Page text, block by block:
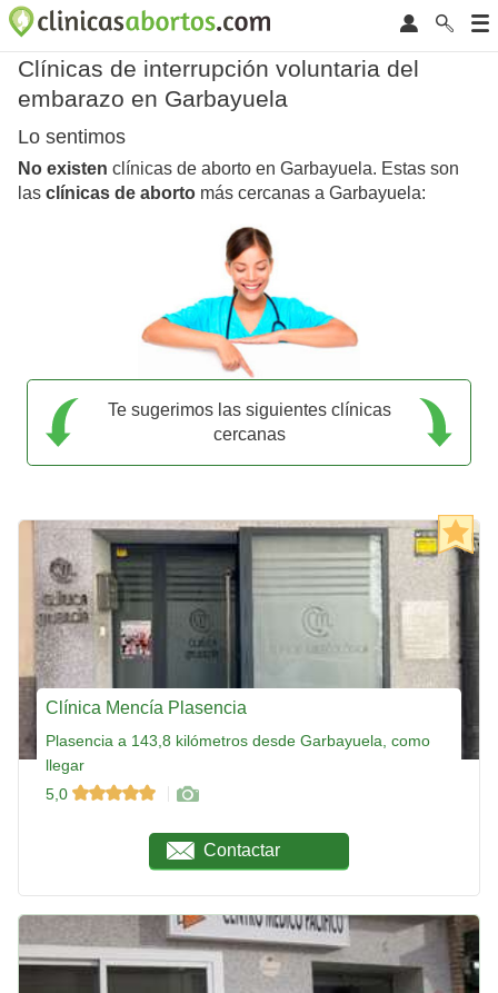
Clínicas de interrupción voluntaria del
embarazo en Garbayuela
Lo sentimos
No existen clínicas de aborto en Garbayuela. Estas son
las clínicas de aborto más cercanas a Garbayuela:
Te sugerimos las siguientes clínicas
cercanas
Clínica Mencía Plasencia
Plasencia a 143,8 kilómetros desde Garbayuela, como
llegar
5,0
Contactar